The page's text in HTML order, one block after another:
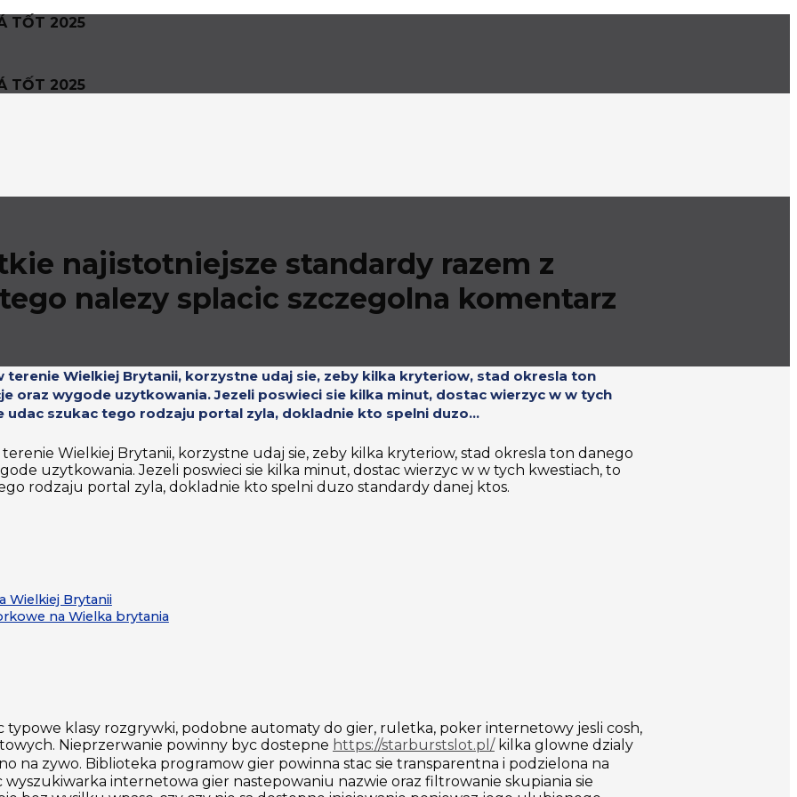
TỐT 2025
TỐT 2025
najistotniejsze standardy razem z
nalezy splacic szczegolna komentarz
Wielkiej Brytanii, korzystne udaj sie, zeby kilka kryteriow, stad okresla ton
oraz wygode uzytkowania. Jezeli poswieci sie kilka minut, dostac wierzyc w w tych
szukac tego rodzaju portal zyla, dokladnie kto spelni duzo...
Wielkiej Brytanii, korzystne udaj sie, zeby kilka kryteriow, stad okresla ton danego
uzytkowania. Jezeli poswieci sie kilka minut, dostac wierzyc w w tych kwestiach, to
rodzaju portal zyla, dokladnie kto spelni duzo standardy danej ktos.
Wielkiej Brytanii
na Wielka brytania
klasy rozgrywki, podobne automaty do gier, ruletka, poker internetowy jesli cosh,
Nieprzerwanie powinny byc dostepne https://starburstslot.pl/kilka glowne dzialy
na zywo. Biblioteka programow gier powinna stac sie transparentna i podzielona na
internetowa gier nastepowaniu nazwie oraz filtrowanie skupiania sie